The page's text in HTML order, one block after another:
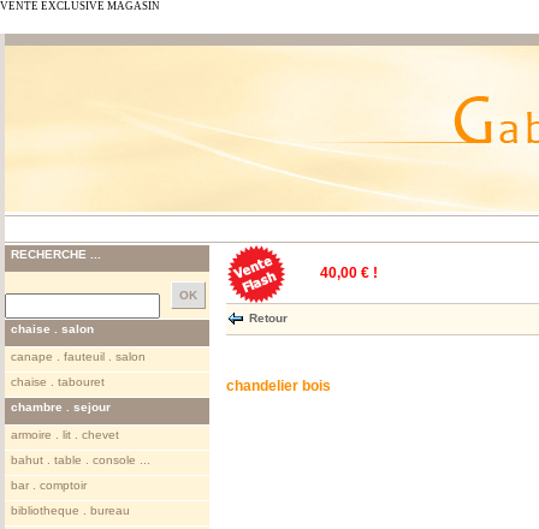
VENTE EXCLUSIVE MAGASIN
RECHERCHE ...
chaise . salon
canape . fauteuil . salon
chaise . tabouret
chambre . sejour
armoire . lit . chevet
bahut . table . console ...
bar . comptoir
bibliotheque . bureau
40,00 € !
Retour
chandelier bois